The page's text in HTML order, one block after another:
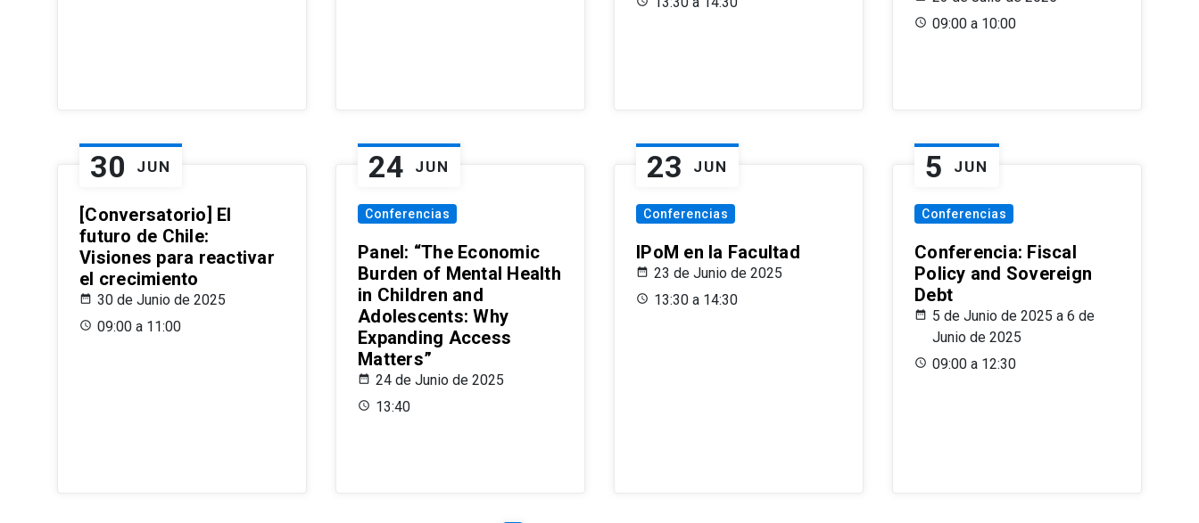
09:00 a 10:00
30 JUN
[Conversatorio] El
futuro de Chile:
Visiones para reactivar
el crecimiento
30 de Junio de 2025
09:00 a 11:00
24 JUN
Conferencias
Panel: “The Economic
Burden of Mental Health
in Children and
Adolescents: Why
Expanding Access
Matters”
24 de Junio de 2025
13:40
23 JUN
Conferencias
IPoM en la Facultad
23 de Junio de 2025
13:30 a 14:30
5 JUN
Conferencias
Conferencia: Fiscal
Policy and Sovereign
Debt
5 de Junio de 2025 a 6 de
Junio de 2025
09:00 a 12:30